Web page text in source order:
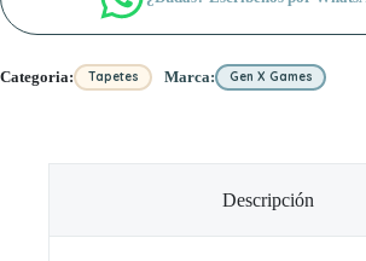
Categoria: Tapetes Marca: Gen X Games
Descripción